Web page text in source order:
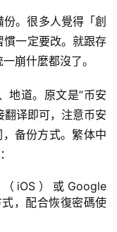
。很多人覺得「創
慣一定要改。就跟存
崩什麼都沒了。
地道。原文是”币安
译即可，注意币安
备份方式。繁体中
iOS）或Google
，配合恢復密碼使